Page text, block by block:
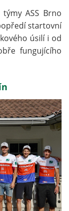
ASS Brno
startovní
úsilí i od
fungujícího